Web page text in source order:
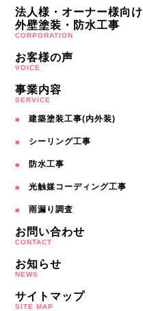
法人様・オーナー様向け
外壁塗装・防水工事
CORPORATION
お客様の声
VOICE
事業内容
SERVICE
建築塗装工事(内外装)
シーリング工事
防水工事
光触媒コーディング工事
雨漏り調査
お問い合わせ
CONTACT
お知らせ
NEWS
サイトマップ
SITE MAP